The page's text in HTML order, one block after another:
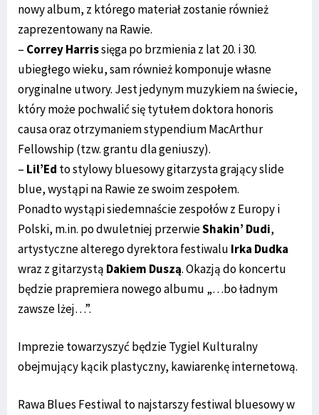
nowy album, z którego materiał zostanie również
zaprezentowany na Rawie.
– Correy Harrissięga po brzmienia z lat 20. i 30.
ubiegłego wieku, sam również komponuje własne
oryginalne utwory. Jest jedynym muzykiem na świecie,
który może pochwalić się tytułem doktora honoris
causa oraz otrzymaniem stypendium MacArthur
Fellowship (tzw. grantu dla geniuszy).
– Lil’Ed to stylowy bluesowy gitarzysta grający slide
blue, wystąpi na Rawie ze swoim zespołem.
Ponadto wystąpi siedemnaście zespołów z Europy i
Polski, m.in. po dwuletniej przerwieShakin’ Dudi,
artystyczne alterego dyrektora festiwalu Irka Dudka
wraz z gitarzystą Dakiem Duszą. Okazją do koncertu
będzie prapremiera nowego albumu „…bo ładnym
zawsze lżej…”.
Imprezie towarzyszyć będzie Tygiel Kulturalny
obejmujący kącik plastyczny, kawiarenkę internetową.
Rawa Blues Festiwal to najstarszy festiwal bluesowy w